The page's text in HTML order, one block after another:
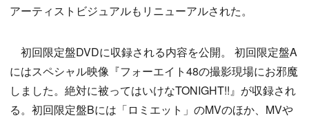
アーティストビジュアルもリニューアルされた。
初回限定盤DVDに収録される内容を公開。 初回限定盤A
にはスペシャル映像『フォーエイト48の撮影現場にお邪魔
しました。絶対に被ってはいけなTONIGHT!!』が収録され
る。初回限定盤Bには「ロミエット」のMVのほか、MVや